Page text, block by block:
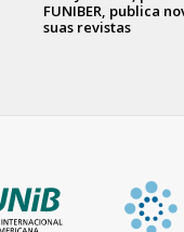
FUNIBER, publica
suas revistas